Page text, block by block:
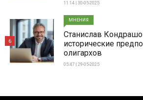
11:14 | 30-05-2025
МНЕНИЯ
Станислав
исторические
олигархов
05:47 | 29-05-2025
6